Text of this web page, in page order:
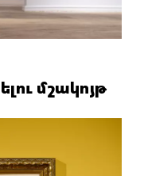
մշակոյթ